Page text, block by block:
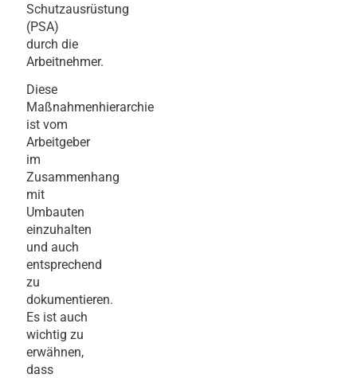
Schutzausrüstung
(PSA)
durch die
Arbeitnehmer.
Diese
Maßnahmenhierarchie
ist vom
Arbeitgeber
im
Zusammenhang
mit
Umbauten
einzuhalten
und auch
entsprechend
zu
dokumentieren.
Es ist auch
wichtig zu
erwähnen,
dass